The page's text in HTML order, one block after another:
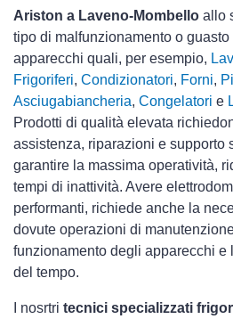
Ariston a Laveno-Mombello allo
tipo di malfunzionamento o
apparecchi quali, per esempio,
Frigoriferi, Condizionatori, Forni,
Asciugabiancheria, Congelatori e
Prodotti di qualità elevata
assistenza, riparazioni e supporto
garantire la massima operatività,
tempi di inattività. Avere
performanti, richiede anche la
dovute operazioni di
funzionamento degli apparecchi e
del tempo.
I nosrtri tecnici specializzati